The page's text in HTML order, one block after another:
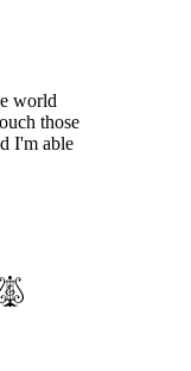
world
those
I'm able